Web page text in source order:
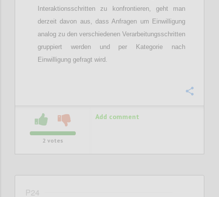
Interaktionsschritten zu konfrontieren, geht man
derzeit davon aus, dass Anfragen um Einwilligung
analog zu den verschiedenen Verarbeitungsschritten
gruppiert werden und per Kategorie nach
Einwilligung gefragt wird.
2 votes
Add comment
P24